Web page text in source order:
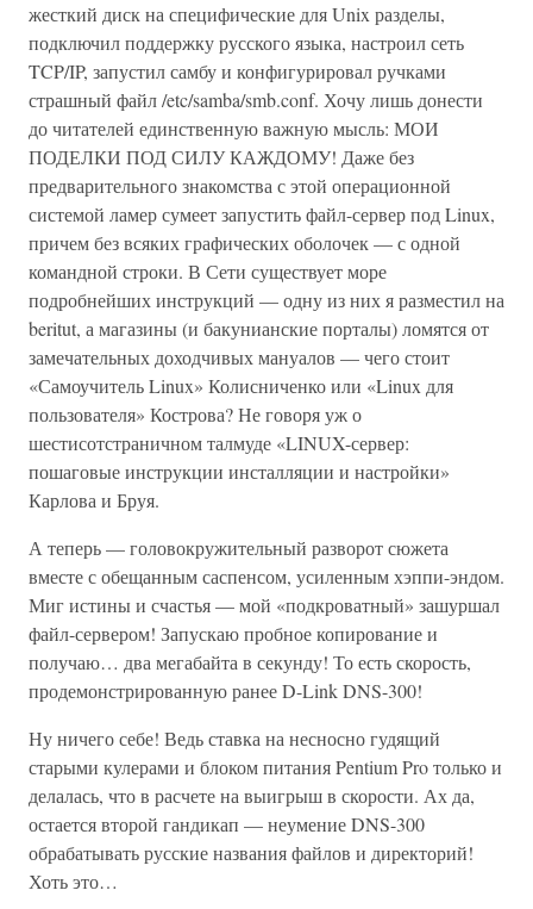
жесткий диск на специфические для Unix разделы,
подключил поддержку русского языка, настроил сеть
TCP/IP, запустил самбу и конфигурировал ручками
страшный файл /etc/samba/smb.conf. Хочу лишь донести
до читателей единственную важную мысль: МОИ
ПОДЕЛКИ ПОД СИЛУ КАЖДОМУ! Даже без
предварительного знакомства с этой операционной
системой ламер сумеет запустить файл-сервер под Linux,
причем без всяких графических оболочек — с одной
командной строки. В Сети существует море
подробнейших инструкций — одну из них я разместил на
beritut, а магазины (и бакунианские порталы) ломятся от
замечательных доходчивых мануалов — чего стоит
«Самоучитель Linux» Колисниченко или «Linux для
пользователя» Кострова? Не говоря уж о
шестисотстраничном талмуде «LINUX-сервер:
пошаговые инструкции инсталляции и настройки»
Карлова и Бруя.
А теперь — головокружительный разворот сюжета
вместе с обещанным саспенсом, усиленным хэппи-эндом.
Миг истины и счастья — мой «подкроватный» зашуршал
файл-сервером! Запускаю пробное копирование и
получаю… два мегабайта в секунду! То есть скорость,
продемонстрированную ранее D-Link DNS-300!
Ну ничего себе! Ведь ставка на несносно гудящий
старыми кулерами и блоком питания Pentium Pro только и
делалась, что в расчете на выигрыш в скорости. Ах да,
остается второй гандикап — неумение DNS-300
обрабатывать русские названия файлов и директорий!
Хоть это…